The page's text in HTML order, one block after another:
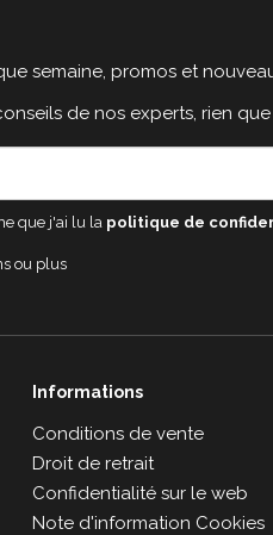
semaine, promos et
de nos experts, rien
que j'ai lu la politique de
ou plus
Informations
Conditions de vente
Droit de retrait
Confidentialité sur le web
Note d'information Cookies